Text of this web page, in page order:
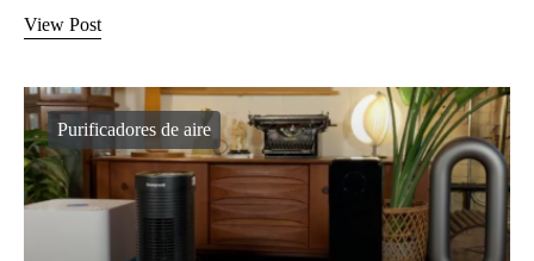
View Post
Purificadores de aire